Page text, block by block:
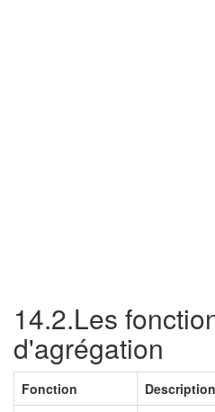
14.2.Les
d'agrégation
Fonction Description